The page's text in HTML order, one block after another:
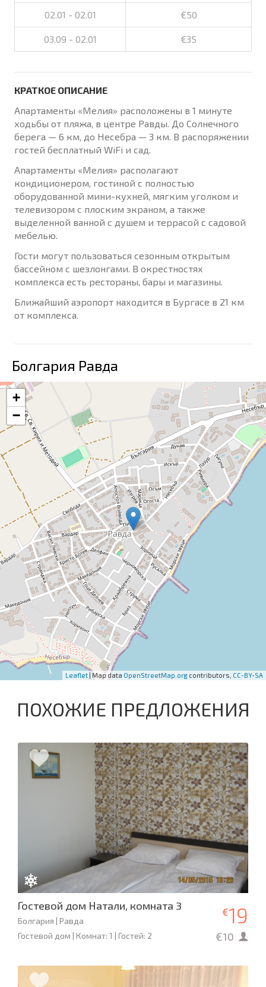
02.01 - 02.01 €50
03.09 - 02.01 €35
КРАТКОЕ ОПИСАНИЕ
Апартаменты «Мелия» расположены в 1 минуте
ходьбы от пляжа, в центре Равды. До Солнечного
берега — 6 км, до Несебра — 3 км. В распоряжении
гостей бесплатный WiFi и сад.
Апартаменты «Мелия» располагают
кондиционером, гостиной с полностью
оборудованной мини-кухней, мягким уголком и
телевизором с плоским экраном, а также
выделенной ванной с душем и террасой с садовой
мебелью.
Гости могут пользоваться сезонным открытым
бассейном с шезлонгами. В окрестностях
комплекса есть рестораны, бары и магазины.
Ближайший аэропорт находится в Бургасе в 21 км
от комплекса.
Болгария Равда
+
−
Leaflet | Map data OpenStreetMap.org contributors, CC-BY-SA
ПОХОЖИЕ ПРЕДЛОЖЕНИЯ
Гостевой дом Натали, комната 3
Болгария | Равда
Гостевой дом | Комнат: 1 | Гостей: 2
€19
€10